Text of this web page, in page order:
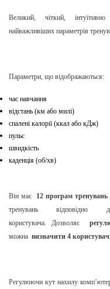
Великий, чіткий,
найважливіших параметрів
Параметри, що відображаються:
час навчання
відстань (км або милі)
спалені калорії (ккал або кДж)
пульс
швидкість
каденція (об/хв)
Він має 12 програм тренувань
тренувань
користувача. Дозволяє
можна визначити 4
Регулюючи кут нахилу